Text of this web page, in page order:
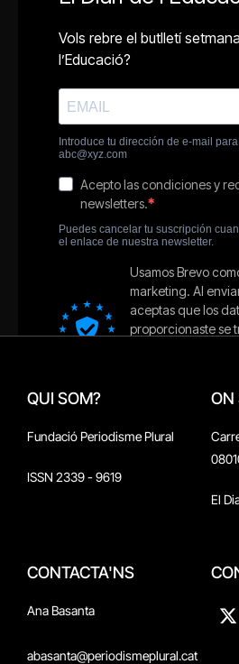
QUI SOM?
Fundació Periodisme Plural
ISSN 2339 - 9619
ON
El
CONTACTA'NS
Ana Basanta
abasanta@periodismeplural.cat
X